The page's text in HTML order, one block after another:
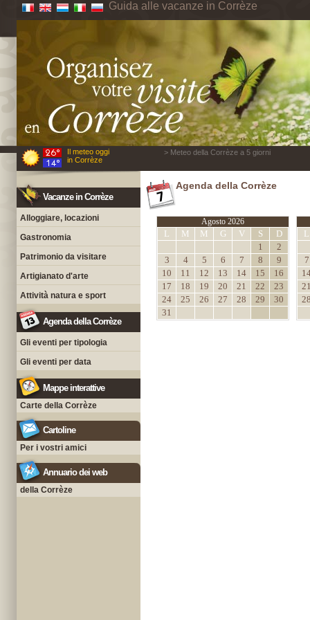
Guida alle vacanze in Corrèze
Il meteo oggi
in Corrèze
> Meteo della Corrèze a 5 giorni
Vacanze in Corrèze
Alloggiare, locazioni
Gastronomia
Patrimonio da visitare
Artigianato d'arte
Attività natura e sport
Agenda della Corrèze
Gli eventi per tipologia
Gli eventi per data
Mappe interattive
Carte della Corrèze
Cartoline
Per i vostri amici
Annuario dei web
della Corrèze
Agenda della Corrèze
Agosto 2026
L M M G V S
D
1
2
3
4 5 6 7 8
9
10
11 12 13 14 15
16
17
18 19 20 21 22
23
24
25 26 27 28 29
30
31
L
7